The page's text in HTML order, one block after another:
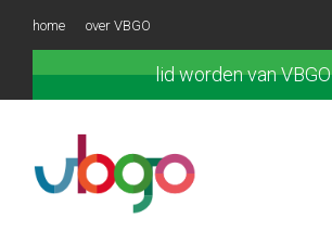
home over VBGO
lid worden van VBGO